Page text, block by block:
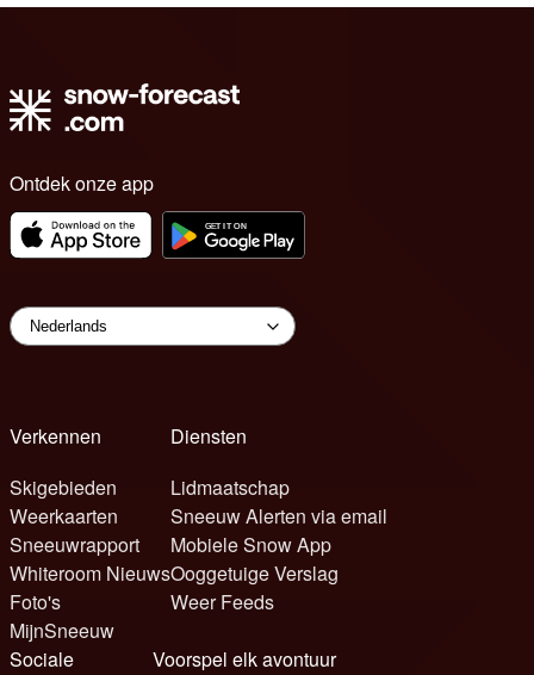
Ontdek onze app
Verkennen
Skigebieden
Weerkaarten
Sneeuwrapport
Whiteroom Nieuws
Foto's
MijnSneeuw
Diensten
Lidmaatschap
Sneeuw Alerten via email
Mobiele Snow App
Ooggetuige Verslag
Weer Feeds
Sociale
Voorspel elk avontuur